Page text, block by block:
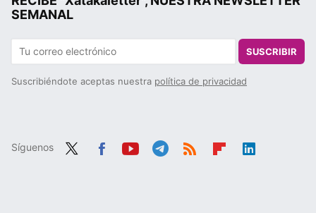
SEMANAL
SUSCRIBIR
Suscribiéndote aceptas nuestra política de privacidad
Síguenos